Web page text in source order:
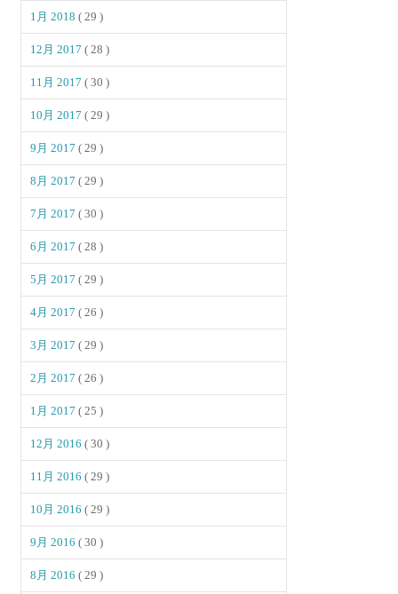
1月 2018( 29 )
12月 2017( 28 )
11月 2017( 30 )
10月 2017( 29 )
9月 2017( 29 )
8月 2017( 29 )
7月 2017( 30 )
6月 2017( 28 )
5月 2017( 29 )
4月 2017( 26 )
3月 2017( 29 )
2月 2017( 26 )
1月 2017( 25 )
12月 2016( 30 )
11月 2016( 29 )
10月 2016( 29 )
9月 2016( 30 )
8月 2016( 29 )